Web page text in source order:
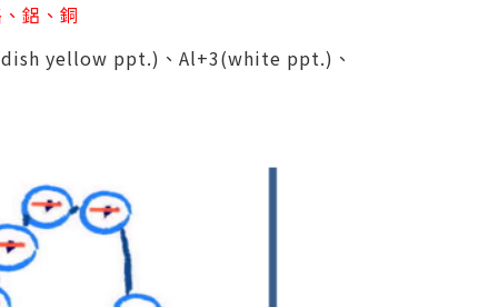
鋁、銅
yellow ppt.)、Al+3(white ppt.)、